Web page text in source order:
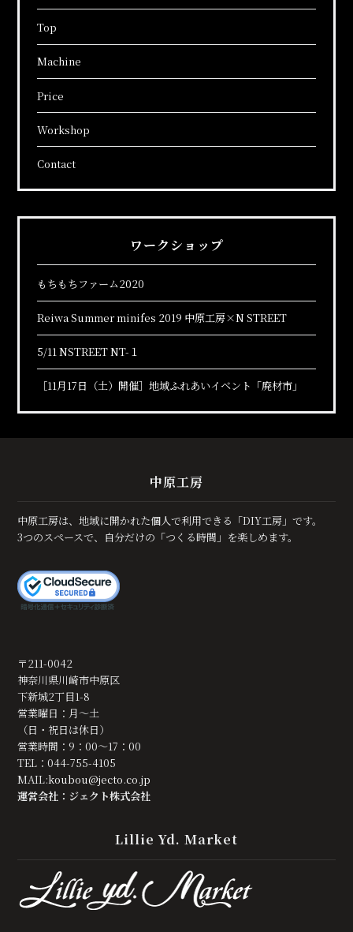
ンTop
Machine
Price
Workshop
Contact
ワークショップ
もちもちファーム2020
Reiwa Summer minifes 2019 中原工房×N STREET
5/11 NSTREET NT-１
［11月17日（土）開催］地域ふれあいイベント「廃材市」
中原工房
中原工房は、地域に開かれた個人で利用できる「DIY工房」です。
3つのスペースで、自分だけの「つくる時間」を楽しめます。
〒211-0042
神奈川県川崎市中原区
下新城2丁目1-8
営業曜日：月～土
（日・祝日は休日）
営業時間：9：00～17：00
TEL：044-755-4105
MAIL:koubou@jecto.co.jp
運営会社：ジェクト株式会社
Lillie Yd. Market